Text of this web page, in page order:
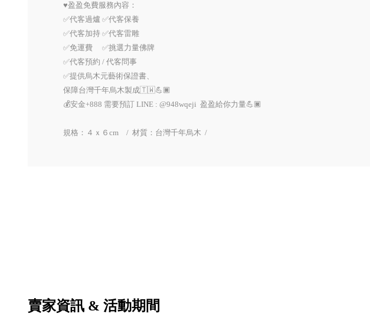
♥️盈盈免費服務內容：
✅代客過爐 ✅代客保養
✅代客加持 ✅代客雷雕
✅免運費 ✅挑選力量佛牌
✅代客預約 / 代客問事
✅提供烏木元藝術保證書、
保障台灣千年烏木製成🇹🇼💪🏿
💰安金+888 需要預訂 LINE : @948wqeji 盈盈給你力量💪🏿
規格：４ｘ６cm / 材質：台灣千年烏木 /
賣家資訊 & 活動期間